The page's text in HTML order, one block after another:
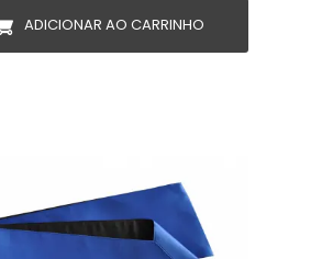
ADICIONAR AO CARRINHO